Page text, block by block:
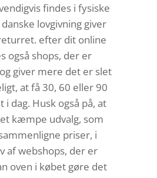
findes i fysiske
lovgivning giver
efter dit online
også shops, der er
giver mere det er slet
at få 30, 60 eller 90
dag. Husk også på, at
kæmpe udvalg, som
priser, i
af webshops, der er
oven i købet gøre det